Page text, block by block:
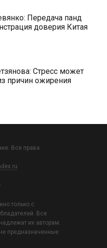
Передача панд
доверия Китая
Стресс может
причин ожирения
Все права
только с
Все
их авторам.
предназначенные